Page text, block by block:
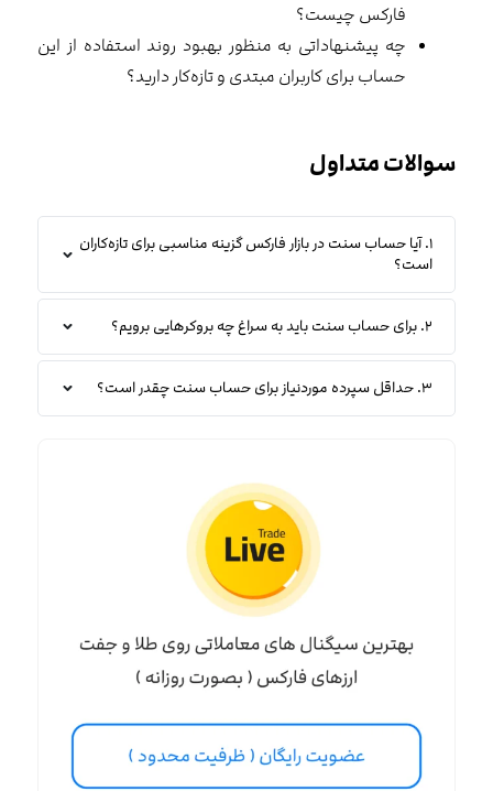
فارکس چیست؟
چه پیشنهاداتی به منظور بهبود روند استفاده از این
حساب برای کاربران مبتدی و تازه‌کار دارید؟
سوالات متداول
۱. آیا حساب سنت در بازار فارکس گزینه مناسبی برای تازه‌کاران
است؟
۲. برای حساب سنت باید به سراغ چه بروکرهایی برویم؟
۳. حداقل سپرده موردنیاز برای حساب سنت چقدر است؟